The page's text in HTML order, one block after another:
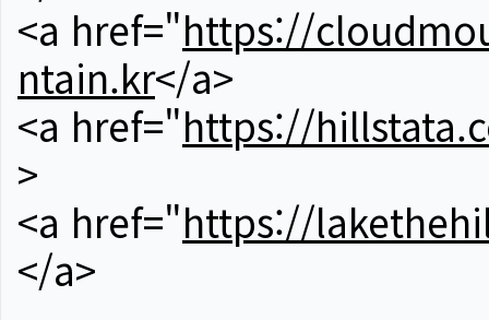
<a href="https://
ntain.kr</a>
<a href="https://
>
<a href="https://
</a>